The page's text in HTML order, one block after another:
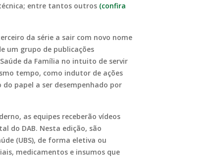
entre tantos outros (confira
da série a sair com novo nome
um grupo de publicações
da Família no intuito de servir
tempo, como indutor de ações
papel a ser desempenhado por
as equipes receberão vídeos
do DAB. Nesta edição, são
(UBS), de forma eletiva ou
medicamentos e insumos que